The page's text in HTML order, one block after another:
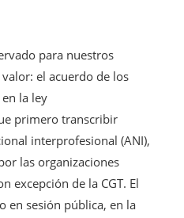
para nuestros
el acuerdo de los
la ley
primero transcribir
interprofesional (ANI),
las organizaciones
excepción de la CGT. El
en sesión pública, en la